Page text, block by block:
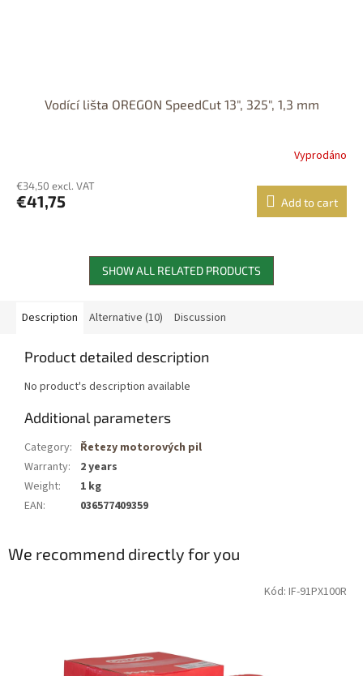
Vodící lišta OREGON SpeedCut 13", 325", 1,3 mm
Vyprodáno
€34,50 excl. VAT
€41,75 Add to cart
SHOW ALL RELATED PRODUCTS
Description Alternative (10) Discussion
Product detailed description
No product's description available
Additional parameters
Category: Řetezy motorových pil
Warranty:
2 years
Weight:
1 kg
EAN: 036577409359
We recommend directly for you
Kód: IF-91PX100R